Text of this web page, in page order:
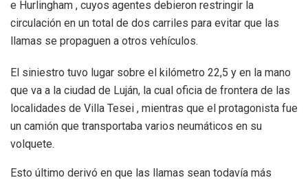
e Hurlingham , cuyos agentes debieron restringir la
circulación en un total de dos carriles para evitar que las
llamas se propaguen a otros vehículos.
El siniestro tuvo lugar sobre el kilómetro 22,5 y en la mano
que va a la ciudad de Luján, la cual oficia de frontera de las
localidades de Villa Tesei , mientras que el protagonista fue
un camión que transportaba varios neumáticos en su
volquete.
Esto último derivó en que las llamas sean todavía más